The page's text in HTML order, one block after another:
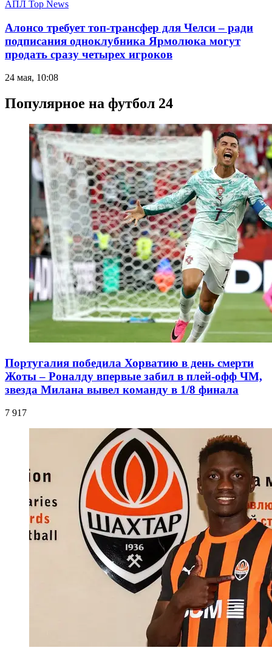
АПЛ Top News
Алонсо требует топ-трансфер для Челси – ради
подписания одноклубника Ярмолюка могут
продать сразу четырех игроков
24 мая, 10:08
Популярное на футбол 24
Португалия победила Хорватию в день смерти
Жоты – Роналду впервые забил в плей-офф ЧМ,
звезда Милана вывел команду в 1/8 финала
7 917